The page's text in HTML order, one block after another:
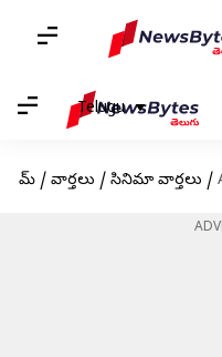
Telugu
హోమ్ / వార్తలు / సినిమా వార్తలు /